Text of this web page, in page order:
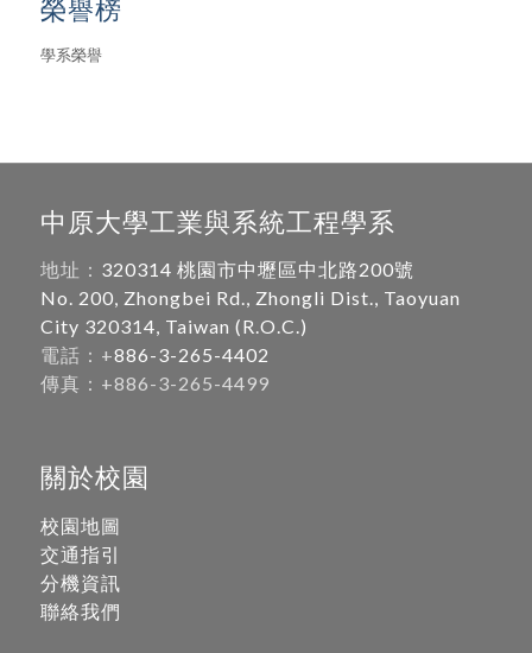
榮譽榜
學系榮譽
中原大學工業與系統工程學系
地址： 320314 桃園市中壢區中北路200號
No. 200, Zhongbei Rd., Zhongli Dist., Taoyuan
City 320314, Taiwan (R.O.C.)
電話：+886-3-265-4402
傳真：+886-3-265-4499
關於校園
校園地圖
交通指引
分機資訊
聯絡我們